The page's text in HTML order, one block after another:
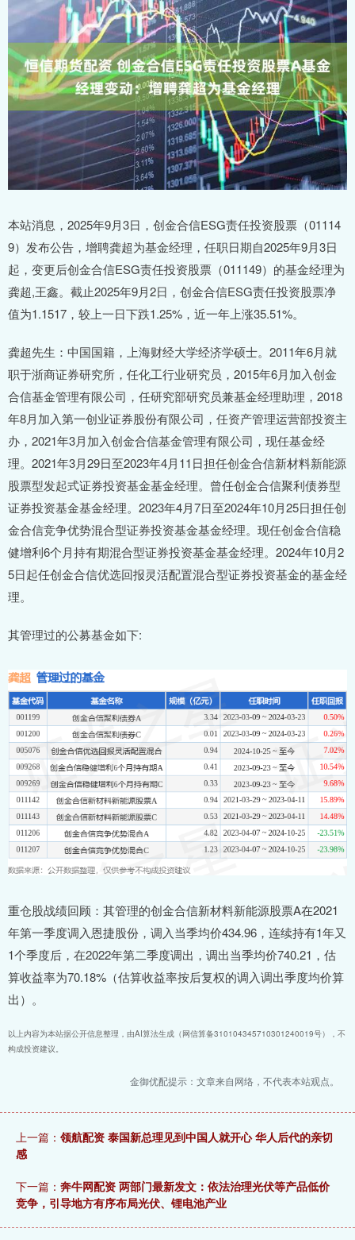
本站消息，2025年9月3日，创金合信ESG责任投资股票（01114
9）发布公告，增聘龚超为基金经理，任职日期自2025年9月3日
起，变更后创金合信ESG责任投资股票（011149）的基金经理为
龚超,王鑫。截止2025年9月2日，创金合信ESG责任投资股票净
值为1.1517，较上一日下跌1.25%，近一年上涨35.51%。
龚超先生：中国国籍，上海财经大学经济学硕士。2011年6月就
职于浙商证券研究所，任化工行业研究员，2015年6月加入创金
合信基金管理有限公司，任研究部研究员兼基金经理助理，2018
年8月加入第一创业证券股份有限公司，任资产管理运营部投资主
办，2021年3月加入创金合信基金管理有限公司，现任基金经
理。2021年3月29日至2023年4月11日担任创金合信新材料新能源
股票型发起式证券投资基金基金经理。曾任创金合信聚利债券型
证券投资基金基金经理。2023年4月7日至2024年10月25日担任创
金合信竞争优势混合型证券投资基金基金经理。现任创金合信稳
健增利6个月持有期混合型证券投资基金基金经理。2024年10月2
5日起任创金合信优选回报灵活配置混合型证券投资基金的基金经
理。
其管理过的公募基金如下:
重仓股战绩回顾：其管理的创金合信新材料新能源股票A在2021
年第一季度调入恩捷股份，调入当季均价434.96，连续持有1年又
1个季度后，在2022年第二季度调出，调出当季均价740.21，估
算收益率为70.18%（估算收益率按后复权的调入调出季度均价算
出）。
以上内容为本站据公开信息整理，由AI算法生成（网信算备310104345710301240019号），不
构成投资建议。
金御优配提示：文章来自网络，不代表本站观点。
上一篇： 领航配资 泰国新总理见到中国人就开心 华人后代的亲切
感
下一篇： 奔牛网配资 两部门最新发文：依法治理光伏等产品低价
竞争，引导地方有序布局光伏、锂电池产业